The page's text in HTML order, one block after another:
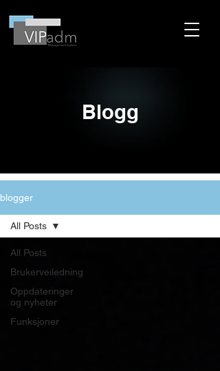
Blogg
blogger
All Posts
Brukerveiledning
Oppdateringer
og nyheter
Funksjoner
All Posts